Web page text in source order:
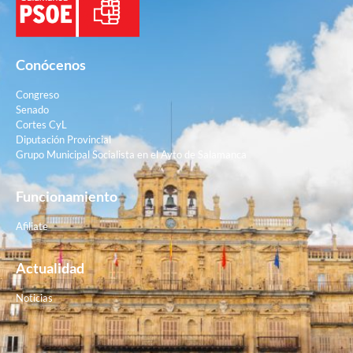
Conócenos
Congreso
Senado
Cortes CyL
Diputación Provincial
Grupo Municipal Socialista en el Ayto de Salamanca
Funcionamiento
Afiliate
Actualidad
Noticias